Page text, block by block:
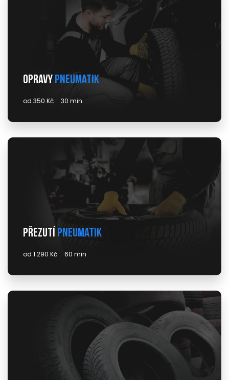
Opravy pneumatik
od 350 Kč 30 min
Přezutí pneumatik
od 1.290 Kč 60 min